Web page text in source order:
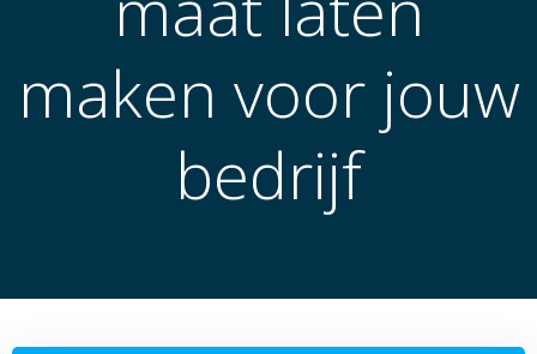
maken voor jouw
bedrijf